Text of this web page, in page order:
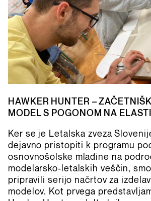
HAWKER HUNTER –
MODEL S POGONOM NA
Ker se je Letalska zveza
dejavno pristopiti k programu
osnovnošolske mladine na
modelarsko-letalskih veščin,
pripravili serijo načrtov za
modelov. Kot prvega